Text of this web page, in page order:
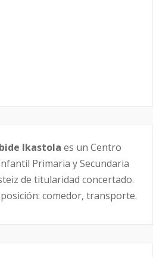
Ikastola es un Centro
Primaria y Secundaria
de titularidad concertado.
comedor, transporte.